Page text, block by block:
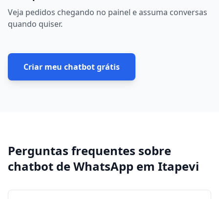
Veja pedidos chegando no painel e assuma conversas
quando quiser.
Criar meu chatbot grátis
Perguntas frequentes sobre
chatbot de WhatsApp em Itapevi